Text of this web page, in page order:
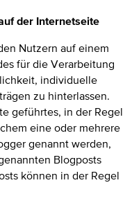
der Internetseite
Nutzern auf einem
für die Verarbeitung
individuelle
zu hinterlassen.
geführtes, in der Regel
eine oder mehrere
genannt werden,
Blogposts
können in der Regel